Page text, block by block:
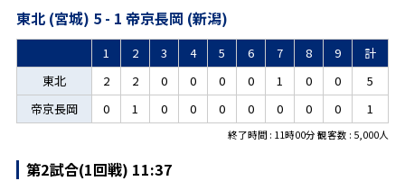
東北 (宮城) 5 - 1 帝京長岡 (新潟)
1 2 3 4 5 6 7 8 9
計
東北
2 2 0 0 0 0 1 0 0
5
帝京長岡
0 1 0 0 0 0 0 0 0 1
終了時間 : 11時00分 観客数 : 5,000人
第2試合(1回戦) 11:37